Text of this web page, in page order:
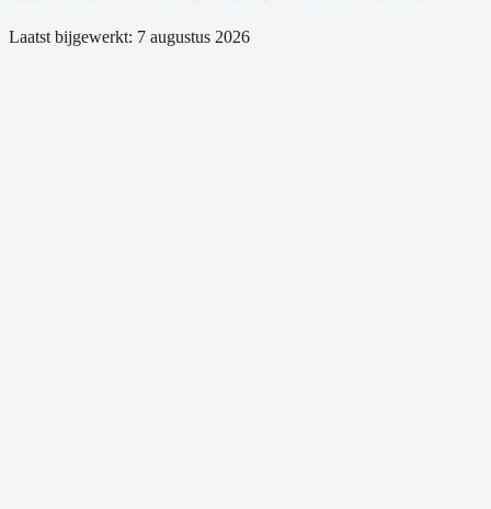
Laatst bijgewerkt: 7 augustus 2026